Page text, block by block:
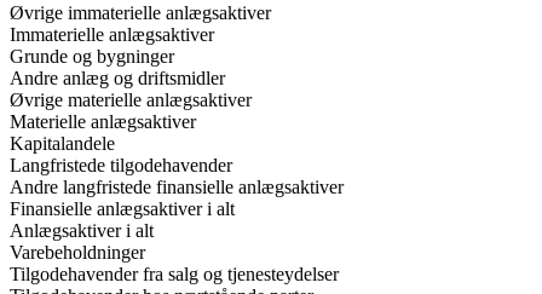
Øvrige immaterielle anlægsaktiver
Immaterielle anlægsaktiver
Grunde og bygninger
Andre anlæg og driftsmidler
Øvrige materielle anlægsaktiver
Materielle anlægsaktiver
Kapitalandele
Langfristede tilgodehavender
Andre langfristede finansielle anlægsaktiver
Finansielle anlægsaktiver i alt
Anlægsaktiver i alt
Varebeholdninger
Tilgodehavender fra salg og tjenesteydelser